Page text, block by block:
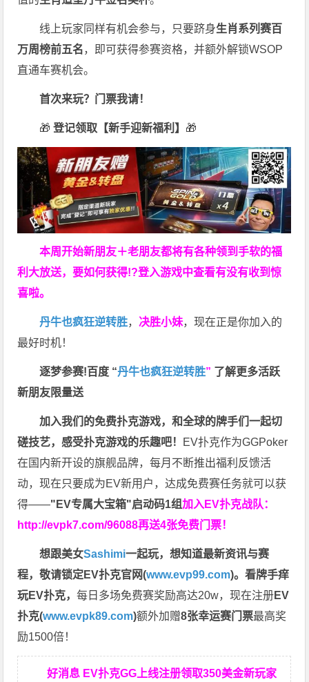
线上玩家同样有机会参与，只要跻身生肖系列赛百
万周榜前五名，即可获得参赛资格，并额外解锁WSOP
直通车赛机会。
首次来玩？门票我请！
🎁 登记领取【新手迎新福利】 🎁
本周开始新朋友＋老朋友都将有各种领到手软的福
利大放送，要如何获得!?登入游戏中查看有没有收到惊
喜啦。
丹牛也疯狂逆转胜， 决胜小妹，现在正是你加入的
最好时机！
逐梦参赛!百度 “丹牛也疯狂逆转胜” 了解更多活跃
新朋友限量送
加入我们的免费扑克游戏，和全球的牌手们一起切
磋技艺，感受扑克游戏的乐趣吧！ EV扑克作为GGPoker
在国内新开设的旗舰品牌，每月不断推出福利反馈活
动，现在只要成为EV新用户，达成免费赛任务就可以获
得——"EV专属大宝箱"启动码1组加入EV扑克战队：
http://evpk7.com/96088再送4张免费门票！
想跟美女Sashimi一起玩，想知道最新资讯与赛
程，敬请锁定EV扑克官网(www.evp99.com)。看牌手痒
玩EV扑克，每日多场免费赛奖励高达20w，现在注册EV
扑克(www.evpk89.com)额外加赠8张幸运赛门票最高奖
励1500倍！
好消息 EV扑克GG上线注册领取350美金新玩家